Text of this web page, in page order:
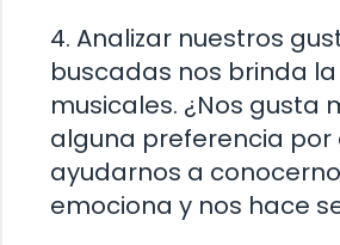
4. Analizar nuestros
buscadas nos brinda
musicales. ¿Nos gusta
alguna preferencia
ayudarnos a
emociona y nos hace